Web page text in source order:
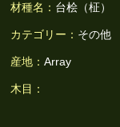
材種名： 台桧（柾）
カテゴリー： その他
産地：Array
木目：